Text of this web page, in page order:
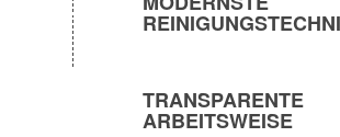
TRANSPARENTE
ARBEITSWEISE